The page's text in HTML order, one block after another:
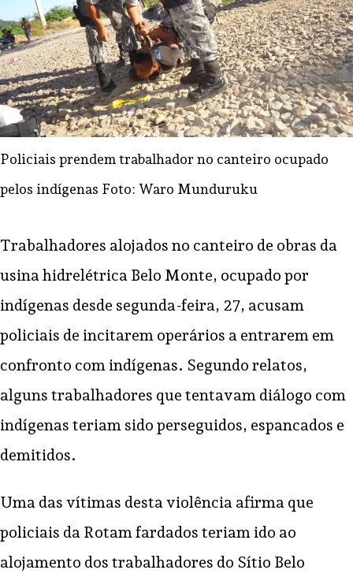
Policiais prendem trabalhador no canteiro ocupado
pelos indígenas Foto: Waro Munduruku
Trabalhadores alojados no canteiro de obras da
usina hidrelétrica Belo Monte, ocupado por
indígenas desde segunda-feira, 27, acusam
policiais de incitarem operários a entrarem em
confronto com indígenas. Segundo relatos,
alguns trabalhadores que tentavam diálogo com
indígenas teriam sido perseguidos, espancados e
demitidos.
Uma das vítimas desta violência afirma que
policiais da Rotam fardados teriam ido ao
alojamento dos trabalhadores do Sítio Belo